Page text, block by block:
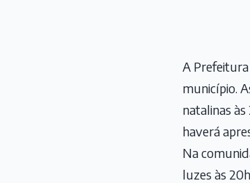
A
município.
natalinas
haverá
Na
luzes às